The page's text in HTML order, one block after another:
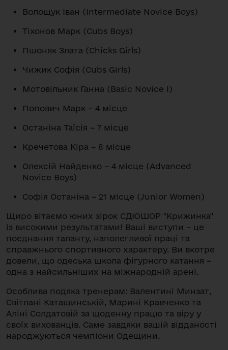
Волощук Іван (Intermediate Novice Boys)
Тіхонов Марк (Cubs Boys)
Пшоняк Злата (Chicks Girls)
Чижик Софія (Cubs Girls)
Мотовільник Ганна (Basic Novice I)
Попович Марк – 4 місце
Останіна Таїсія – 7 місце
Кречетова Кіра – 8 місце
Олексій Найденко – 4 місце (Advanced
Novice Boys)
Софія Останіна – 21 місце (Junior Women)
Щиро вітаємо юних зірок СДЮШОР "Крижинка"
із високими результатами! Ваші виступи – це
поєднання таланту, наполегливої праці та
справжнього спортивного характеру. Ви вкотре
довели, що одеська школа фігурного катання –
одна з найсильніших на міжнародній арені.
Особлива подяка тренерам: Валентині Минзат,
Світлані Каташинській, Марині Кравченко та
Аліні Солдатовій за щоденну працю та віру у
своїх вихованців. Саме завдяки вашій відданості
народжуються чемпіони Одещини.